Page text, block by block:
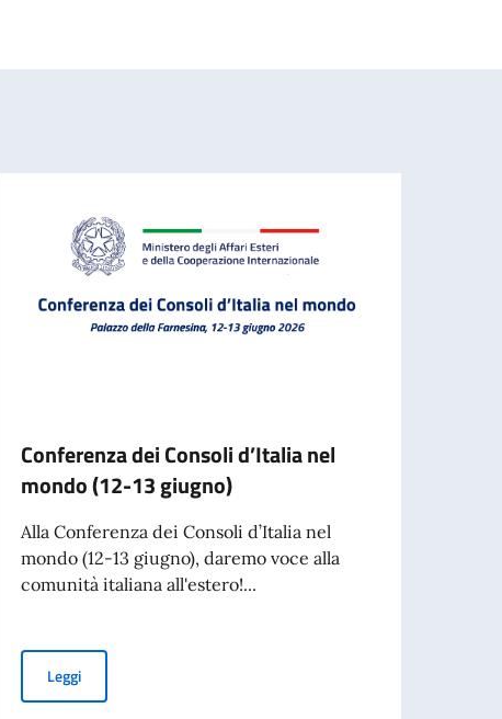
Conferenza dei Consoli d’Italia nel
mondo (12-13 giugno)
Alla Conferenza dei Consoli d’Italia nel
mondo (12-13 giugno), daremo voce alla
comunità italiana all'estero!...
LeggiConferenza dei Consoli d’Italia nel mondo (12-13 giugno)